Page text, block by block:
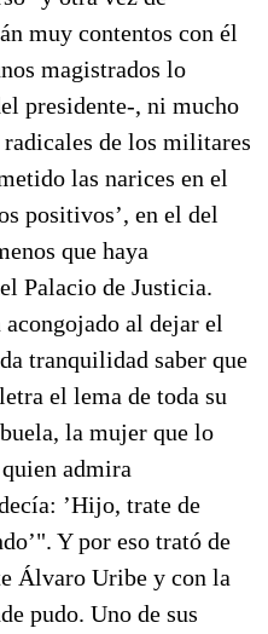
muy contentos con él
magistrados lo
presidente-, ni mucho
de los militares
las narices en el
positivos’, en el del
que haya
Palacio de Justicia.
al dejar el
tranquilidad saber que
el lema de toda su
la mujer que lo
admira
’Hijo, trate de
Y por eso trató de
Álvaro Uribe y con la
pudo. Uno de sus